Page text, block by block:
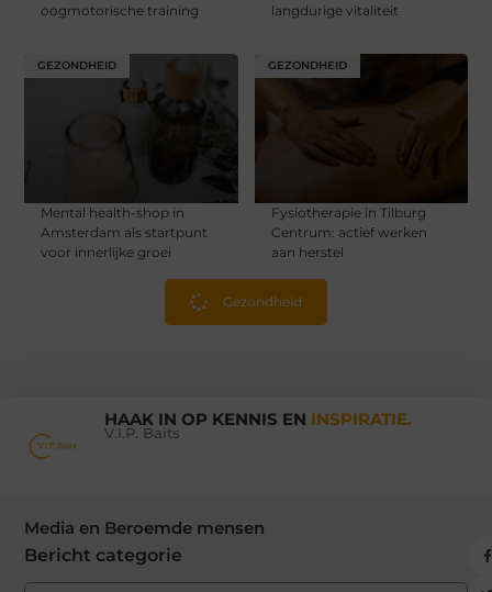
oogmotorische training
langdurige vitaliteit
GEZONDHEID
Mental health-shop in
Amsterdam als startpunt
voor innerlijke groei
GEZONDHEID
Fysiotherapie in Tilburg
Centrum: actief werken
aan herstel
Gezondheid
HAAK IN OP KENNIS EN INSPIRATIE.
V.I.P. Baits
Media en Beroemde mensen
Bericht categorie